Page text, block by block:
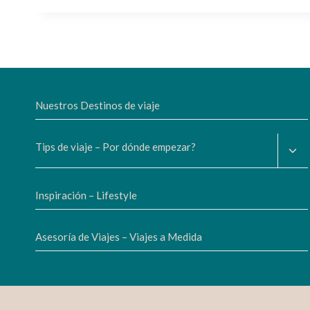
Nuestros Destinos de viaje
Tips de viaje – Por dónde empezar?
Inspiración – Lifestyle
Asesoría de Viajes – Viajes a Medida